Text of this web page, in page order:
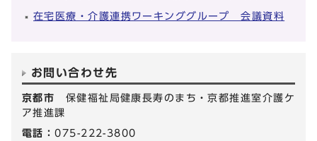
在宅医療・介護連携ワーキンググループ 会議資料
お問い合わせ先
京都市 保健福祉局健康長寿のまち・京都推進室介護ケ
ア推進課
電話：075-222-3800